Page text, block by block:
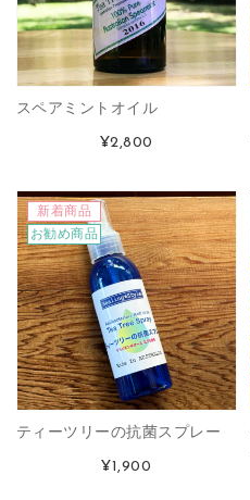
スペアミントオイル
¥2,800
新着商品
お勧め商品
ティーツリーの抗菌スプレー
¥1,900